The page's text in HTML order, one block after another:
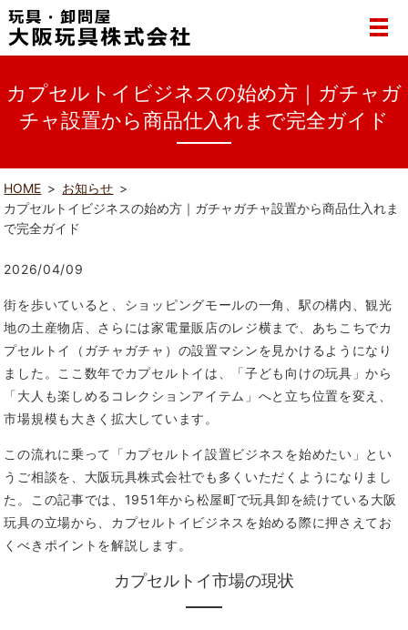
カプセルトイビジネスの始め方｜ガチャガ
チャ設置から商品仕入れまで完全ガイド
HOME
お知らせ
カプセルトイビジネスの始め方｜ガチャガチャ設置から商品仕入れま
で完全ガイド
2026/04/09
街を歩いていると、ショッピングモールの一角、駅の構内、観光
地の土産物店、さらには家電量販店のレジ横まで、あちこちでカ
プセルトイ（ガチャガチャ）の設置マシンを見かけるようになり
ました。ここ数年でカプセルトイは、「子ども向けの玩具」から
「大人も楽しめるコレクションアイテム」へと立ち位置を変え、
市場規模も大きく拡大しています。
この流れに乗って「カプセルトイ設置ビジネスを始めたい」とい
うご相談を、大阪玩具株式会社でも多くいただくようになりまし
た。この記事では、1951年から松屋町で玩具卸を続けている大阪
玩具の立場から、カプセルトイビジネスを始める際に押さえてお
くべきポイントを解説します。
カプセルトイ市場の現状